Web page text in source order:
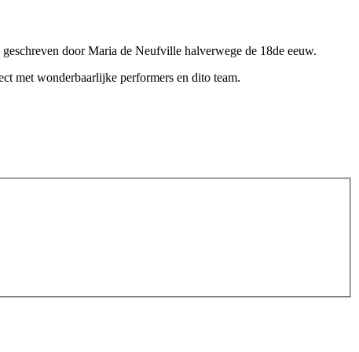
door Maria de Neufville halverwege de 18de eeuw.
met wonderbaarlijke performers en dito team.